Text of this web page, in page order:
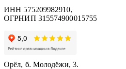
ИНН 575209982910,
ОГРНИП 315574900015755
Орёл, б. Молодёжи, 3.